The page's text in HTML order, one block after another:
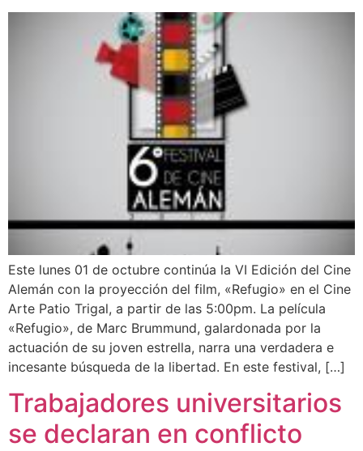
Este lunes 01 de octubre continúa la VI Edición del Cine
Alemán con la proyección del film, «Refugio» en el Cine
Arte Patio Trigal, a partir de las 5:00pm. La película
«Refugio», de Marc Brummund, galardonada por la
actuación de su joven estrella, narra una verdadera e
incesante búsqueda de la libertad. En este festival, […]
Trabajadores universitarios
se declaran en conflicto